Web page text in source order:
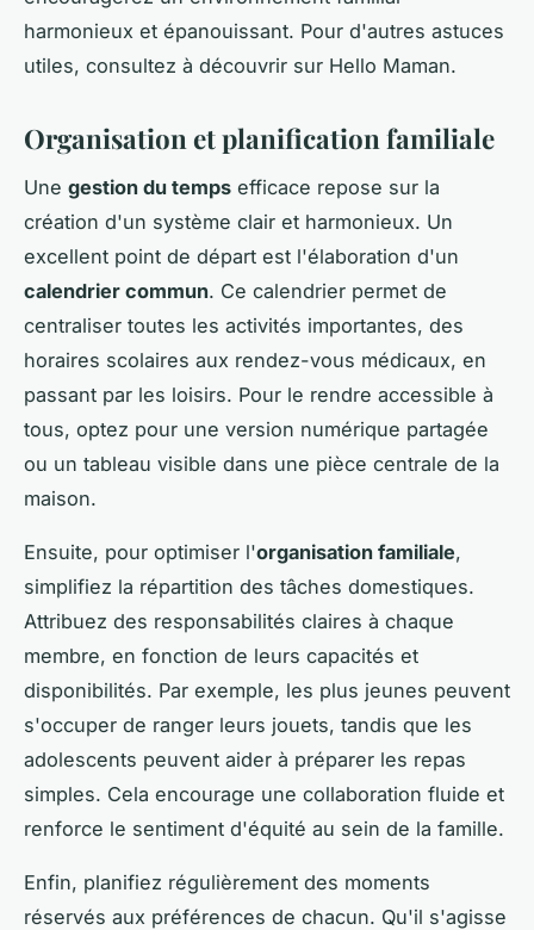
harmonieux et épanouissant. Pour d'autres astuces
utiles, consultez à découvrir sur Hello Maman.
Organisation et planification familiale
Une gestion du temps efficace repose sur la
création d'un système clair et harmonieux. Un
excellent point de départ est l'élaboration d'un
calendrier commun. Ce calendrier permet de
centraliser toutes les activités importantes, des
horaires scolaires aux rendez-vous médicaux, en
passant par les loisirs. Pour le rendre accessible à
tous, optez pour une version numérique partagée
ou un tableau visible dans une pièce centrale de la
maison.
Ensuite, pour optimiser l'organisation familiale,
simplifiez la répartition des tâches domestiques.
Attribuez des responsabilités claires à chaque
membre, en fonction de leurs capacités et
disponibilités. Par exemple, les plus jeunes peuvent
s'occuper de ranger leurs jouets, tandis que les
adolescents peuvent aider à préparer les repas
simples. Cela encourage une collaboration fluide et
renforce le sentiment d'équité au sein de la famille.
Enfin, planifiez régulièrement des moments
réservés aux préférences de chacun. Qu'il s'agisse